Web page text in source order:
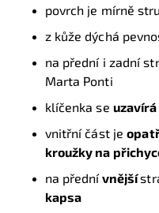
povrch je mírně
z kůže dýchá
na přední i zadní
Marta Ponti
klíčenka se uzavírá
vnitřní část je
kroužky na
na přednívnější
kapsa